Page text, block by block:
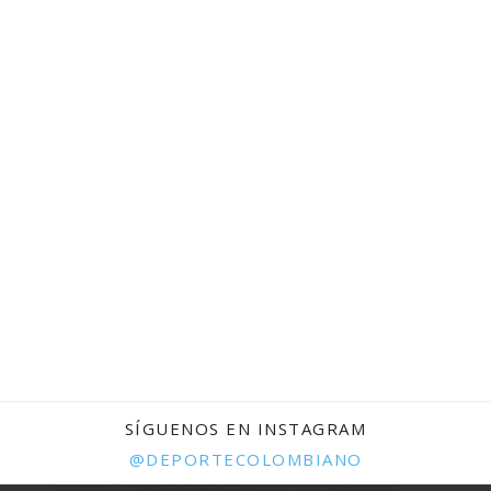
SÍGUENOS EN INSTAGRAM
@DEPORTECOLOMBIANO